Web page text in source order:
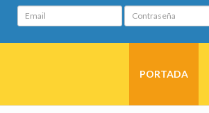
Email Contraseña
PORTADA